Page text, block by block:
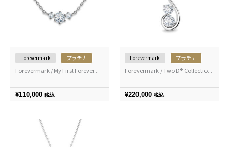
Forevermark プラチナ
Forevermark / My First Forever...
¥110,000 税込
Forevermark プラチナ
Forevermark / Two D® Collectio...
¥220,000 税込